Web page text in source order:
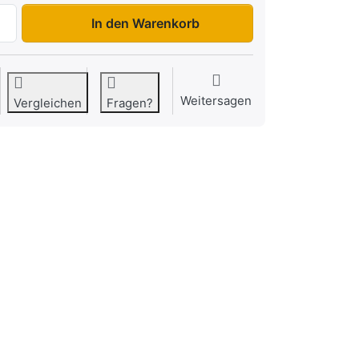
3321 TB 3S-Kipper zu 11.019,00 €, Menge 1.
In den Warenkorb
Vergleichen Fragen? Weitersagen